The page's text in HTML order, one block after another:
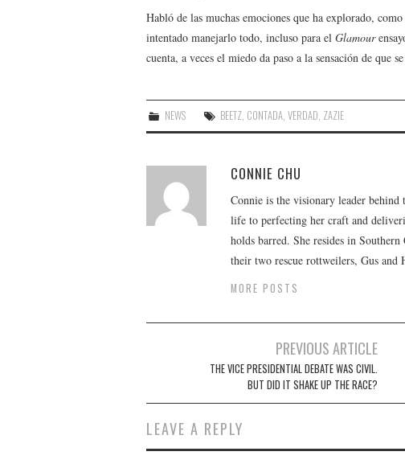
Habló de las muchas emociones que ha explorado,
intentado manejarlo todo, incluso para el Glamour
cuenta, a veces el miedo da paso a la sensación de que
NEWS BEETZ, CONTADA,VERDAD, ZAZIE
CONNIE CHU
Connie is the visionary leader behind
life to perfecting her craft and
holds barred. She resides in
their two rescue rottweilers, Gus and
MORE POSTS
navigation
PREVIOUS ARTICLE
THE VICE PRESIDENTIAL DEBATE WAS CIVIL.
BUT DID IT SHAKE UP THE RACE?
LEAVE A REPLY